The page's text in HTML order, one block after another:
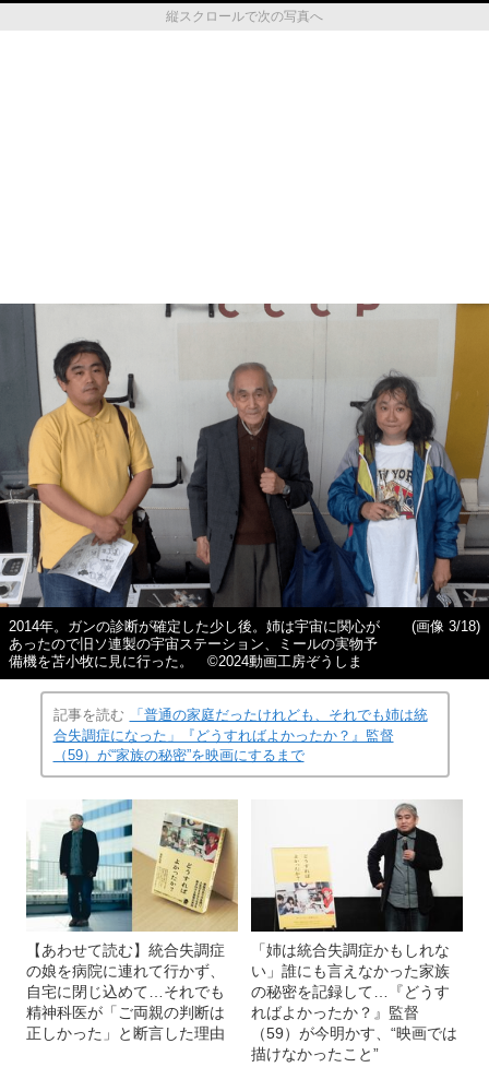
縦スクロールで次の写真へ
2014年。ガンの診断が確定した少し後。姉は宇宙に関心が
あったので旧ソ連製の宇宙ステーション、ミールの実物予
備機を苫小牧に見に行った。 ©2024動画工房ぞうしま
(画像 3/18)
記事を読む
「普通の家庭だったけれども、それでも姉は統
合失調症になった」『どうすればよかったか？』監督
（59）が“家族の秘密”を映画にするまで
【あわせて読む】統合失調症
の娘を病院に連れて行かず、
自宅に閉じ込めて…それでも
精神科医が「ご両親の判断は
正しかった」と断言した理由
「姉は統合失調症かもしれな
い」誰にも言えなかった家族
の秘密を記録して…『どうす
ればよかったか？』監督
（59）が今明かす、“映画では
描けなかったこと”